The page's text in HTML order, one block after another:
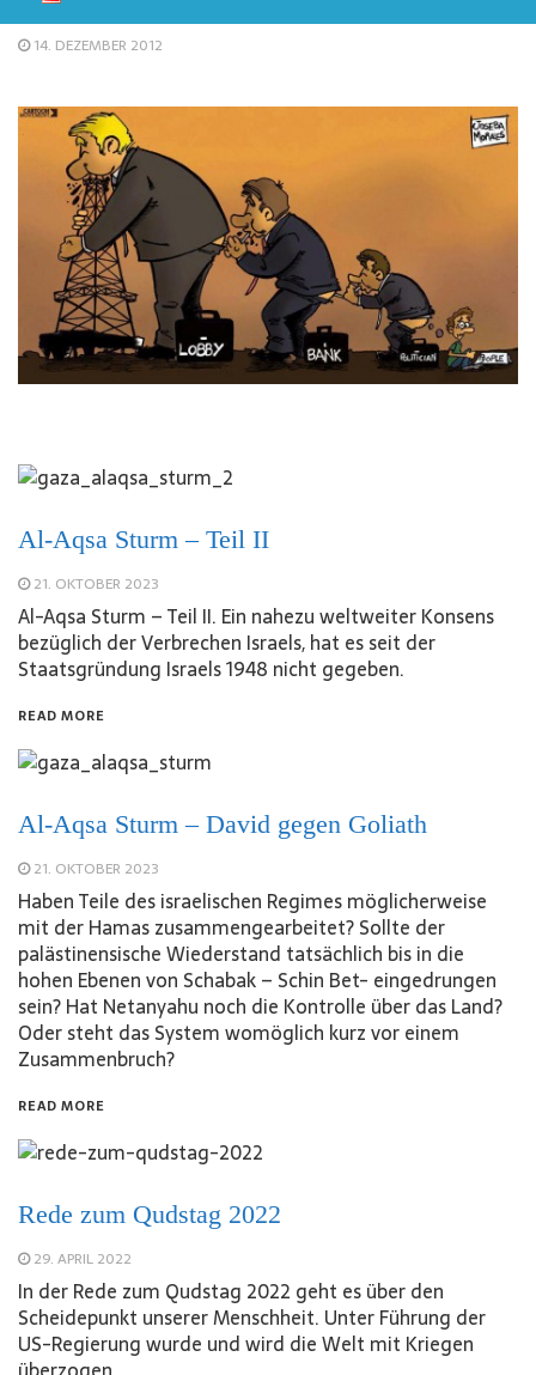
14. DEZEMBER 2012
Al-Aqsa Sturm – Teil II
21. OKTOBER 2023
Al-Aqsa Sturm – Teil II. Ein nahezu weltweiter Konsens
bezüglich der Verbrechen Israels, hat es seit der
Staatsgründung Israels 1948 nicht gegeben.
READ MORE
Al-Aqsa Sturm – David gegen Goliath
21. OKTOBER 2023
Haben Teile des israelischen Regimes möglicherweise
mit der Hamas zusammengearbeitet? Sollte der
palästinensische Wiederstand tatsächlich bis in die
hohen Ebenen von Schabak – Schin Bet- eingedrungen
sein? Hat Netanyahu noch die Kontrolle über das Land?
Oder steht das System womöglich kurz vor einem
Zusammenbruch?
READ MORE
Rede zum Qudstag 2022
29. APRIL 2022
In der Rede zum Qudstag 2022 geht es über den
Scheidepunkt unserer Menschheit. Unter Führung der
US-Regierung wurde und wird die Welt mit Kriegen